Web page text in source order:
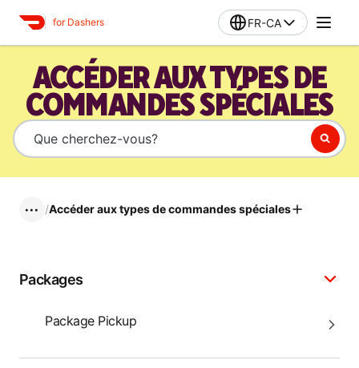
for Dashers FR-CA
ACCÉDER AUX TYPES DE
COMMANDES SPÉCIALES
••• /Accéder aux types de commandes spéciales
Packages
Package Pickup